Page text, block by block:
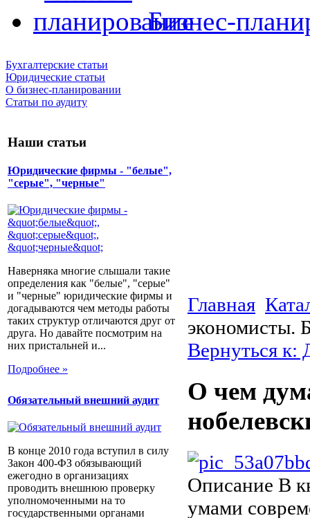
Бизнес-
Бухгалтерские статьи
Юридические статьи
О бизнес-планировании
Статьи по аудиту
Наши статьи
Юридические фирмы - "белые",
"серые", "черные"
Наверняка многие слышали такие
определения как "белые", "серые"
и "черные" юридические фирмы и
догадываются чем методы работы
таких структур отличаются друг от
друга. Но давайте посмотрим на
них пристальней и...
Подробнее »
Обязательный внешний аудит
В конце 2010 года вступил в силу
Закон 400-ФЗ обязывающий
ежегодно в организациях
проводить внешнюю проверку
уполномоченными на то
государственными органами
Главная
экономисты.
Вернуться к:
О чем
Описание В
умами